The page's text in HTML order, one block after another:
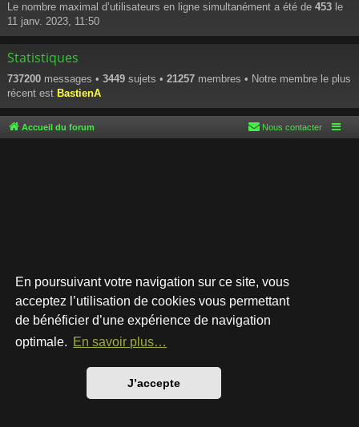
En poursuivant votre navigation sur ce site, vous
acceptez l’utilisation de cookies vous permettant
de bénéficier d’une expérience de navigation
optimale. En savoir plus…
J’accepte
Le nombre maximal d’utilisateurs en ligne simultanément a été de 453 le
11 janv. 2023, 11:50
Statistiques
737200 messages • 3449 sujets • 21257 membres • Notre membre le plus
récent est BastienA
Accueil du forum Nous contacter
Développé parphpBB® Forum Software © phpBB Limited
Style par
Traduction française officielle